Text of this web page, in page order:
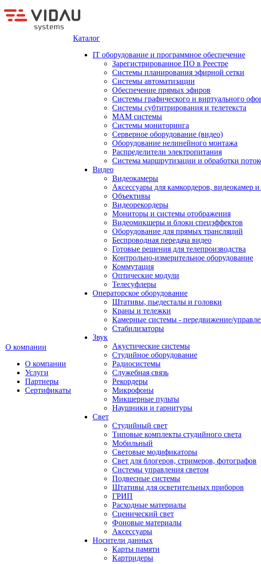
О компании
О компании
Услуги
Партнеры
Сертификаты
Каталог
IT оборудование и программное обеспечение
Зарегистрированное ПО в Реестре
Системы планирования эфирной сетки
Системы автоматизации
Обеспечение прямых эфиров
Системы графического и виртуального
Системы субтитрирования и телетекста
MAM системы
Системы мониторинга
Серверное оборудование (видео)
Оборудование нелинейного монтажа
Распределители электропитания
Система маршрутизации и обработки
Видео
Видеокамеры
Аксессуары для камкордеров, видеокамер и
Объективы
Видеорекордеры
Мониторы и системы отображения
Видеомикшеры и блоки спецэффектов
Оборудование для прямых трансляций
Беспроводная передача видео
Готовые решения для телепроизводства
Контрольно-измерительное оборудование
Коммутация
Оптические модули
Телесуфлеры
Операторское оборудование
Штативы, пьедесталы и головки
Краны и тележки
Камерные системы - передвижение/
Стабилизаторы
Звук
Акустические системы
Студийное оборудование
Радиосистемы
Служебная связь
Рекордеры
Микрофоны
Микшерные пульты
Наушники и гарнитуры
Свет
Студийный свет
Типовые комплекты студийного света
Мобильный
Световые модификаторы
Свет для блогеров, стримеров, фотографов
Системы управления светом
Подвесные системы
Штативы для осветительных приборов
ГРИП
Расходные материалы
Сценический свет
Фоновые материалы
Аксессуары
Носители данных
Карты памяти
Картридеры